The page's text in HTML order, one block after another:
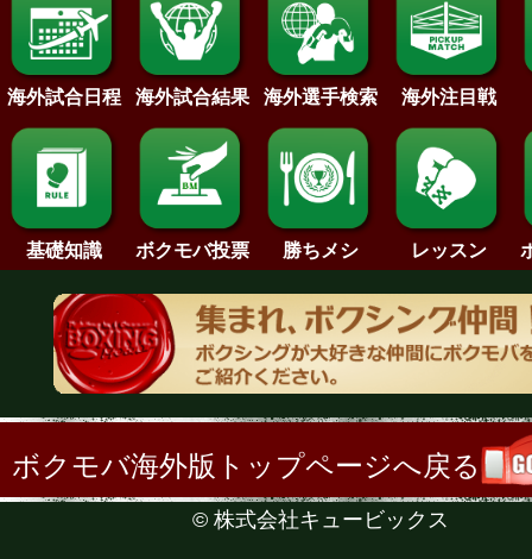
海外試合日程 海外試合結果 海外選手検索 海外注目戦
基礎知識 ボクモバ投票 勝ちメシ レッスン
ボクモバ海外版トップページへ戻る
© 株式会社キュービックス